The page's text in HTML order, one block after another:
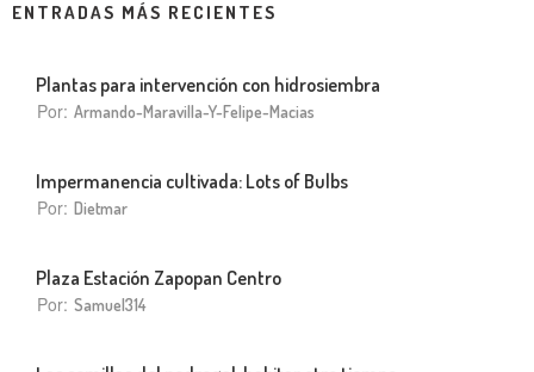
ENTRADAS MÁS RECIENTES
Plantas para intervención con hidrosiembra
Por: Armando-Maravilla-Y-Felipe-Macias
Impermanencia cultivada: Lots of Bulbs
Por: Dietmar
Plaza Estación Zapopan Centro
Por: Samuel314